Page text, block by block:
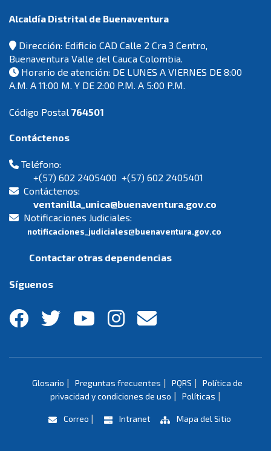
Alcaldía Distrital de Buenaventura
Dirección: Edificio CAD Calle 2 Cra 3 Centro,
Buenaventura Valle del Cauca Colombia.
Horario de atención: DE LUNES A VIERNES DE 8:00
A.M. A 11:00 M. Y DE 2:00 P.M. A 5:00 P.M.
Código Postal 764501
Contáctenos
Teléfono:
+(57) 602 2405400 +(57) 602 2405401
Contáctenos:
ventanilla_unica@buenaventura.gov.co
Notificaciones Judiciales:
notificaciones_judiciales@buenaventura.gov.co
Contactar otras dependencias
Síguenos
Glosario | Preguntas frecuentes | PQRS |
Política de
privacidad y condiciones de uso | Políticas |
Correo | Intranet Mapa del Sitio